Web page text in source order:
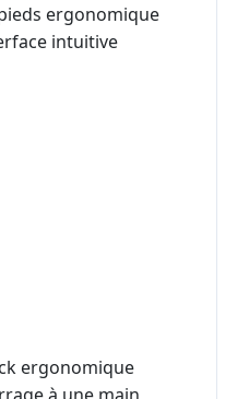
ergonomique
intuitive
ergonomique